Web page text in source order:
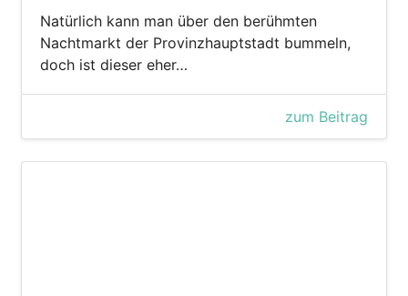
Natürlich kann man über den berühmten
Nachtmarkt der Provinzhauptstadt bummeln,
doch ist dieser eher…
zum Beitrag